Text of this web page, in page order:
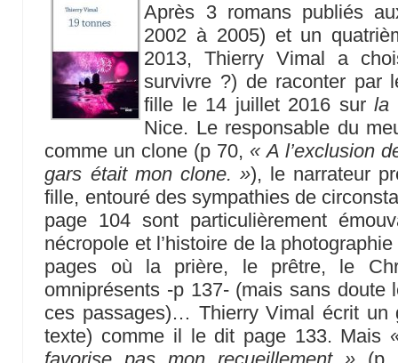
Après 3 romans publiés
2002 à 2005) et un
2013, Thierry Vimal a
survivre ?) de raconter par
fille le 14 juillet 2016 surla
Nice. Le responsable du
comme un clone (p 70, « A l’exclusion
gars était mon clone. »), le narrateur
fille, entouré des sympathies de
page 104 sont particulièrement
nécropole et l’histoire de la
pages où la prière, le prêtre, le
omniprésents -p 137- (mais sans doute
ces passages)… Thierry Vimal écrit un
texte) comme il le dit page 133. Mais